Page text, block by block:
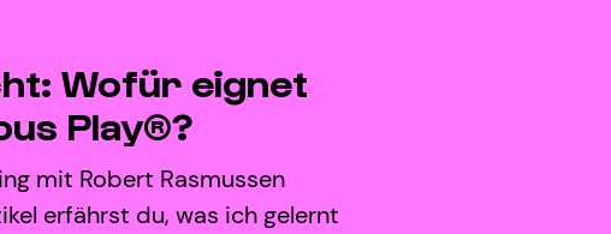
Wofür eignet
Play®?
mit Robert Rasmussen
erfährst du, was ich gelernt